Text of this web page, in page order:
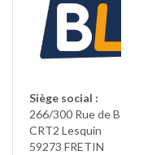
Siège social :
266/300 Rue de Berzin
CRT2 Lesquin
59273 FRETIN